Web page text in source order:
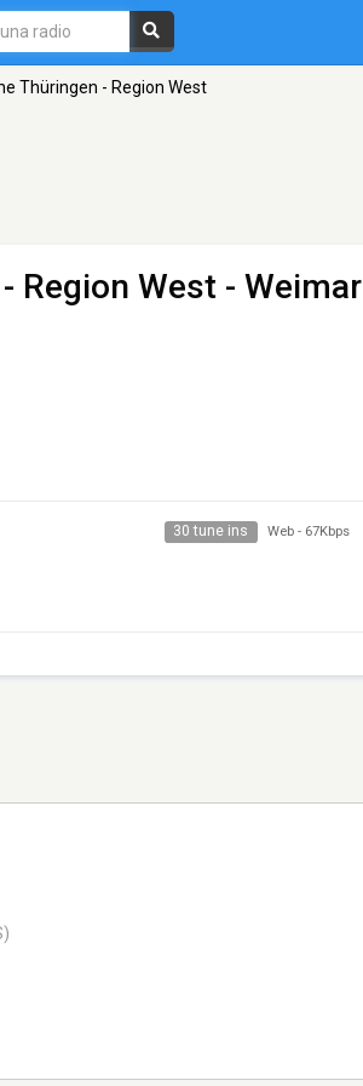
Thüringen - Region West
Region West - Weimar
30 tune ins Web - 67Kbps